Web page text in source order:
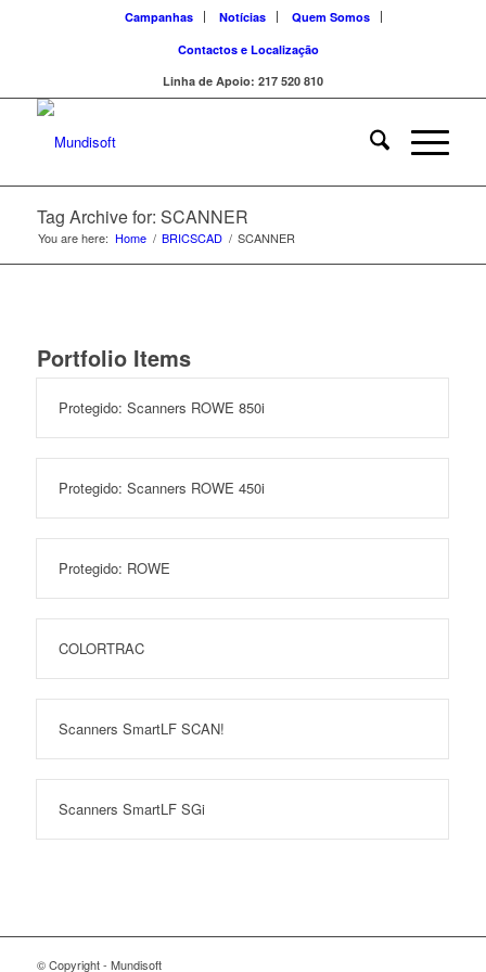
Campanhas Notícias
Quem Somos
Contactos e Localização
Linha de Apoio: 217 520 810
Tag Archive for: SCANNER
You are here: Home / BRICSCAD / SCANNER
Portfolio Items
Protegido: Scanners ROWE 850i
Protegido: Scanners ROWE 450i
Protegido: ROWE
COLORTRAC
Scanners SmartLF SCAN!
Scanners SmartLF SGi
© Copyright - Mundisoft